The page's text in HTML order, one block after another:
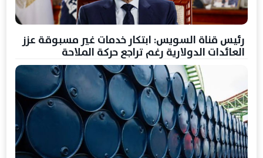
رئيس قناة السويس: ابتكار خدمات غير مسبوقة عزز
العائدات الدولارية رغم تراجع حركة الملاحة